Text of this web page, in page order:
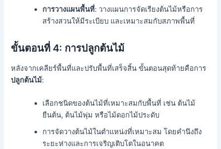
การวางแผนพื้นที่: วางแผนการจัดเรียงต้นไม้หรือการ
สร้างสวนให้มีระเบียบ และเหมาะสมกับสภาพพื้นที่
ขั้นตอนที่ 4: การปลูกต้นไม้
หลังจากเคลียร์พื้นที่และปรับพื้นที่เสร็จสิ้น ขั้นตอนสุดท้ายคือการ
ปลูกต้นไม้:
เลือกชนิดของต้นไม้ที่เหมาะสมกับพื้นที่ เช่น ต้นไม้
ยืนต้น, ต้นไม้พุ่ม หรือไม้ดอกไม้ประดับ
การจัดวางต้นไม้ในตำแหน่งที่เหมาะสม โดยคำนึงถึง
ระยะห่างและการเจริญเติบโตในอนาคต